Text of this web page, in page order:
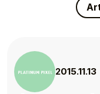
2015.11.13